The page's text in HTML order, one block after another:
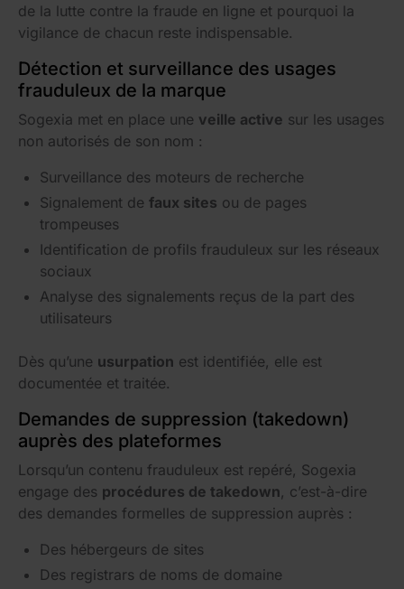
de la lutte contre la fraude en ligne et pourquoi la
vigilance de chacun reste indispensable.
Détection et surveillance des usages
frauduleux de la marque
Sogexia met en place une veille active sur les usages
non autorisés de son nom :
Surveillance des moteurs de recherche
Signalement de faux sites ou de pages
trompeuses
Identification de profils frauduleux sur les réseaux
sociaux
Analyse des signalements reçus de la part des
utilisateurs
Dès qu’une usurpation est identifiée, elle est
documentée et traitée.
Demandes de suppression (takedown)
auprès des plateformes
Lorsqu’un contenu frauduleux est repéré, Sogexia
engage des procédures de takedown, c’est-à-dire
des demandes formelles de suppression auprès :
Des hébergeurs de sites
Des registrars de noms de domaine